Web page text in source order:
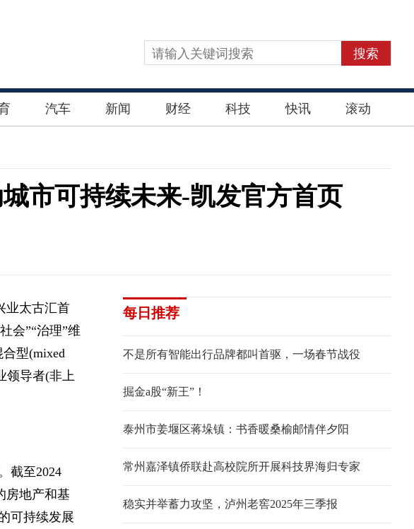
搜索
汽车 新闻 财经 科技 快讯 滚动
市可持续未来-凯发官方首页
业太古汇首
会”“治理”维
合型(mixed
领导者(非上
截至2024
房地产和基
可持续发展
每日推荐
不是所有智能出行品牌都叫首驱，一场春节战役
掘金a股“新王”！
泰州市姜堰区蒋垛镇：书香暖桑榆邮情伴夕阳
常州嘉泽镇侨联赴高校院所开展科技界海归专家
稳实并举蓄力攻坚，泸州老窖2025年三季报